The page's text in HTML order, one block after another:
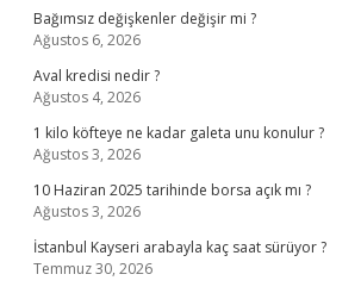
Bağımsız değişkenler değişir mi ?
Ağustos 6, 2026
Aval kredisi nedir ?
Ağustos 4, 2026
1 kilo köfteye ne kadar galeta unu konulur ?
Ağustos 3, 2026
10 Haziran 2025 tarihinde borsa açık mı ?
Ağustos 3, 2026
İstanbul Kayseri arabayla kaç saat sürüyor ?
Temmuz 30, 2026